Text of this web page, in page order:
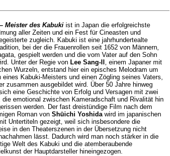
Meister des Kabukiist in Japan die erfolgreichste
aller Zeiten und ein Fest für Cineasten und
zugleich. Kabuki ist eine jahrhundertealte
bei der die Frauenrollen seit 1652 von Männern,
gespielt werden und die vom Vater auf den Sohn
Unter der Regie von Lee Sang-Il , einem Japaner mit
Wurzeln, entstand hier ein episches Melodram um
eines Kabuki-Meisters und einen Zögling seines Vaters,
zusammen ausgebildet wird. Über 50 Jahre hinweg
eine Geschichte von Erfolg und Versagen mit zwei
die emotional zwischen Kameradschaft und Rivalität hin
werden. Der fast dreistündige Film nach dem
Roman von Shūichi Yoshidawird im japanischen
Untertiteln gezeigt, weil sich insbesondere die
in den Theaterszenen in der Übersetzung nicht
lässt. Dadurch wird man noch stärker in die
Welt des Kabuki und die atemberaubende
der Hauptdarsteller hineingezogen.